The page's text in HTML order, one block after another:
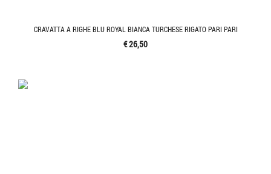
CRAVATTA A RIGHE BLU ROYAL BIANCA TURCHESE RIGATO PARI PARI
€ 26,50